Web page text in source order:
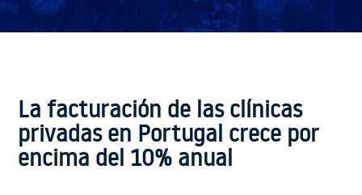
La facturación de las clínicas
privadas en Portugal crece por
encima del 10% anual